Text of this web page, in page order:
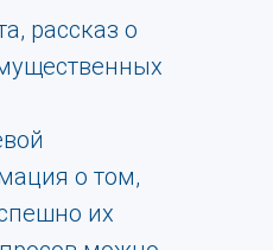
рассказ о
о том,
их